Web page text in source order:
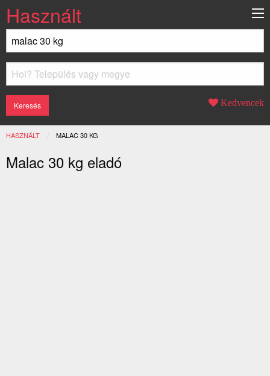
Használt
Kedvencek
HASZNÁLT JELENLEGI:
MALAC 30 KG
Malac 30 kg eladó